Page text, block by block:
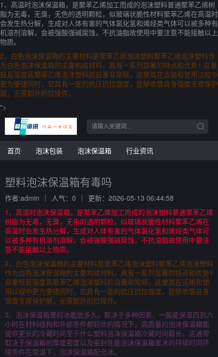
1、高温时泡沫保温箱，是聚苯乙烯加工而成的泡沫塑料普通聚苯乙烯树
脂为无毒，无臭，无色的透明颗粒，似玻璃状脆性材料聚苯乙烯在高温时
会发生热分解，生成对人体有害的气体氯化氢和烯烃类气体可以被多种有
机溶剂溶解，会被强酸强碱腐蚀，不抗油脂故使用中要注意不能接触以上
物质。
2、白色泡沫保温箱的主要材料是聚苯乙烯泡沫塑料聚苯乙烯泡沫塑料作
为白色泡沫保温箱的主要构成材料，具有一系列显著的特点和优势1 自重
轻且强度高聚苯乙烯泡沫塑料的自重非常轻，这使其在运输和使用过程中
更为便捷同时，它具有一定的抗压抗拉强度，能够依靠自身强度支撑保护
层，无需额外的拉接件。
">
首页 泡沫包装 泡沫保温箱 行业资讯
塑料泡沫保温箱有毒吗
作者:admin 人气：0
更新：2026-05-13 06:44:58
1、高温时泡沫保温箱，是聚苯乙烯加工而成的泡沫塑料普通聚苯乙烯
树脂为无毒，无臭，无色的透明颗粒，似玻璃状脆性材料聚苯乙烯在
高温时会发生热分解，生成对人体有害的气体氯化氢和烯烃类气体可
以被多种有机溶剂溶解，会被强酸强碱腐蚀，不抗油脂故使用中要注
意不能接触以上物质。
2、白色泡沫保温箱的主要材料是聚苯乙烯泡沫塑料聚苯乙烯泡沫塑料
作为白色泡沫保温箱的主要构成材料，具有一系列显著的特点和优势1
自重轻且强度高聚苯乙烯泡沫塑料的自重非常轻，这使其在运输和使
用过程中更为便捷同时，它具有一定的抗压抗拉强度，能够依靠自身
强度支撑保护层，无需额外的拉接件。
3、泡沫保温箱里的冰能放多久，取决于多种因素，一般能保温四到六
小时在材料结构和外部条件都较优的情况下，高质量的泡沫保温箱能
提供更长的冷藏时间至于什么塑料泡沫保温箱冷藏时间最长，这通常
取决于保温箱的厚度密度以及密封性能泡沫保温箱里冰的持续时间环
境条件在常温下，泡沫保温箱配合冰。